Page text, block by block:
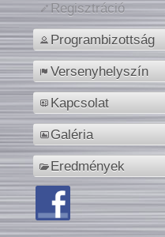
Regisztráció
Programbizottság
Versenyhelyszín
Kapcsolat
Galéria
Eredmények